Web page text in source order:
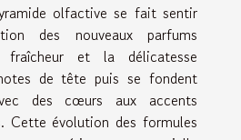
olfactive se fait sentir
des nouveaux parfums
et la délicatesse
de tête puis se fondent
des cœurs aux accents
Cette évolution des formules